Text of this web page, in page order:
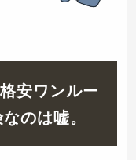
安ワンルー
のは嘘。